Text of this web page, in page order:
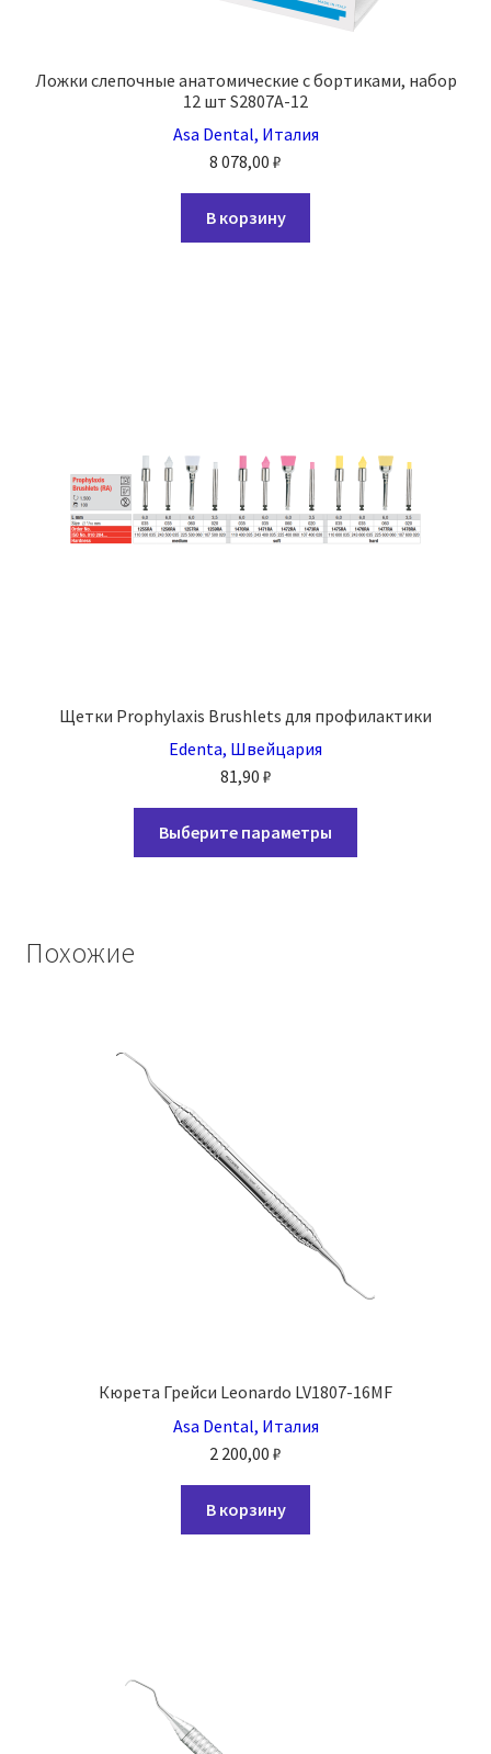
Ложки слепочные анатомические с бортиками, набор
12 шт S2807A-12
Asa Dental, Италия
8 078,00 ₽
В корзину
Щетки Prophylaxis Brushlets для профилактики
Edenta, Швейцария
81,90 ₽
Выберите параметры
Похожие
Кюрета Грейси Leonardo LV1807-16MF
Asa Dental, Италия
2 200,00 ₽
В корзину